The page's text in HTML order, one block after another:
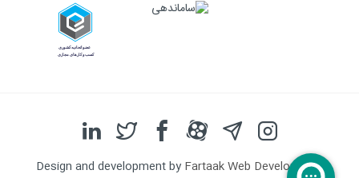
Design and development byFartaak Web Development